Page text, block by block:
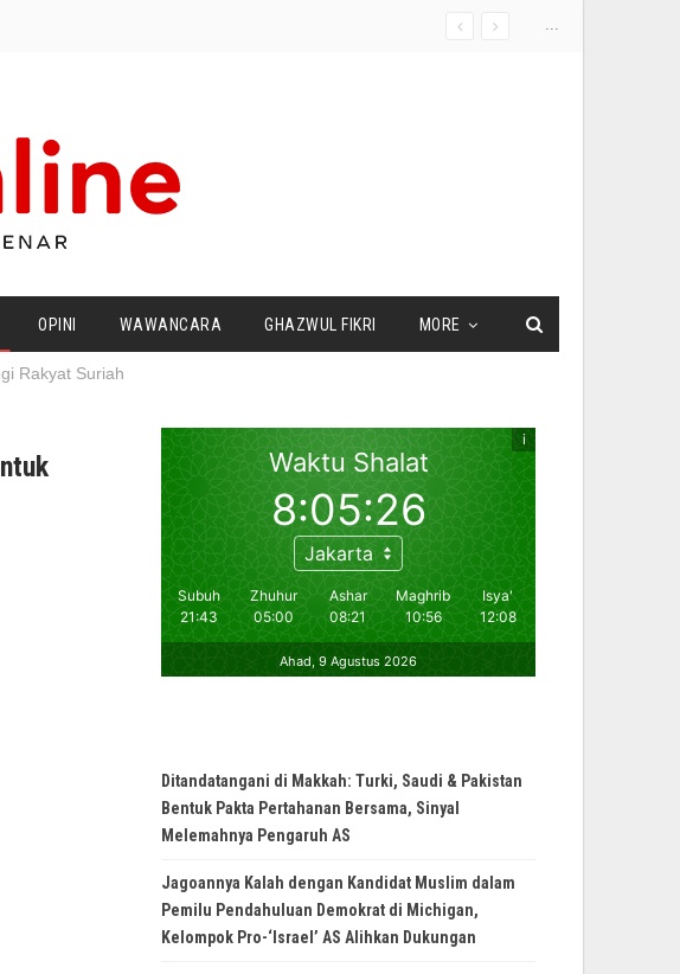
...
OPINI WAWANCARA GHAZWUL FIKRI MORE
Rakyat Suriah
Ditandatangani di Makkah: Turki, Saudi & Pakistan
Bentuk Pakta Pertahanan Bersama, Sinyal
Melemahnya Pengaruh AS
Jagoannya Kalah dengan Kandidat Muslim dalam
Pemilu Pendahuluan Demokrat di Michigan,
Kelompok Pro-‘Israel’ AS Alihkan Dukungan